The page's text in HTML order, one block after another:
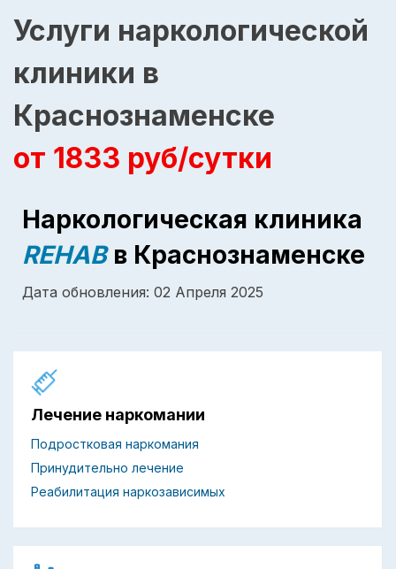
Услуги наркологической
клиники в
Краснознаменске
от 1833 руб/сутки
Лечение наркомании
Подростковая наркомания
Принудительно лечение
Реабилитация наркозависимых
Наркологическая клиника
REHABв Краснознаменске
Дата обновления: 02 Апреля 2025